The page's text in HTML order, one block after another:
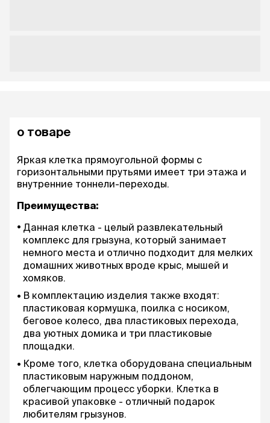
о товаре
Яркая клетка прямоугольной формы с
горизонтальными прутьями имеет три этажа и
внутренние тоннели-переходы.
Преимущества:
Данная клетка - целый развлекательный
комплекс для грызуна, который занимает
немного места и отлично подходит для мелких
домашних животных вроде крыс, мышей и
хомяков.
В комплектацию изделия также входят:
пластиковая кормушка, поилка с носиком,
беговое колесо, два пластиковых перехода,
два уютных домика и три пластиковые
площадки.
Кроме того, клетка оборудована специальным
пластиковым наружным поддоном,
облегчающим процесс уборки. Клетка в
красивой упаковке - отличный подарок
любителям грызунов.